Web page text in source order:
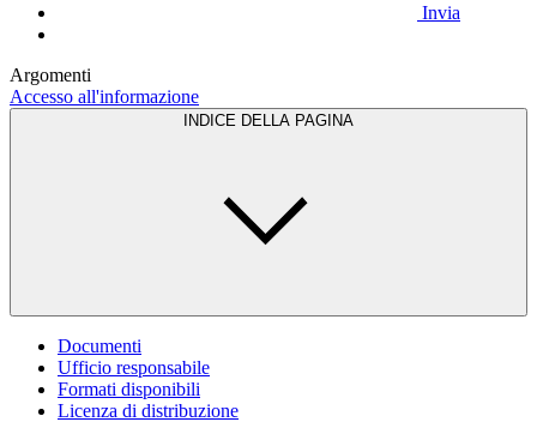
Invia
Argomenti
Accesso all'informazione
INDICE DELLA PAGINA
Documenti
Ufficio responsabile
Formati disponibili
Licenza di distribuzione